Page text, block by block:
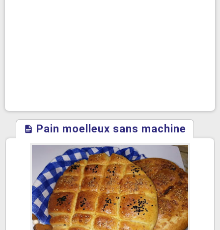
Pain moelleux sans machine